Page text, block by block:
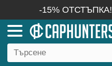
-15% ОТСТЪПКА!